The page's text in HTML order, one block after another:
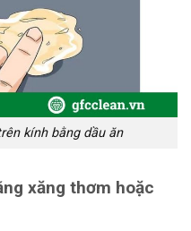
kính bằng dầu ăn
xăng thơm hoặc